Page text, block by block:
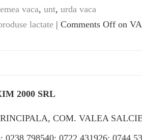
vaca, unt, urda vaca
lactate | Comments Off on
2000 SRL
COM. VALEA
0238 798540; 0722 431926; 0744